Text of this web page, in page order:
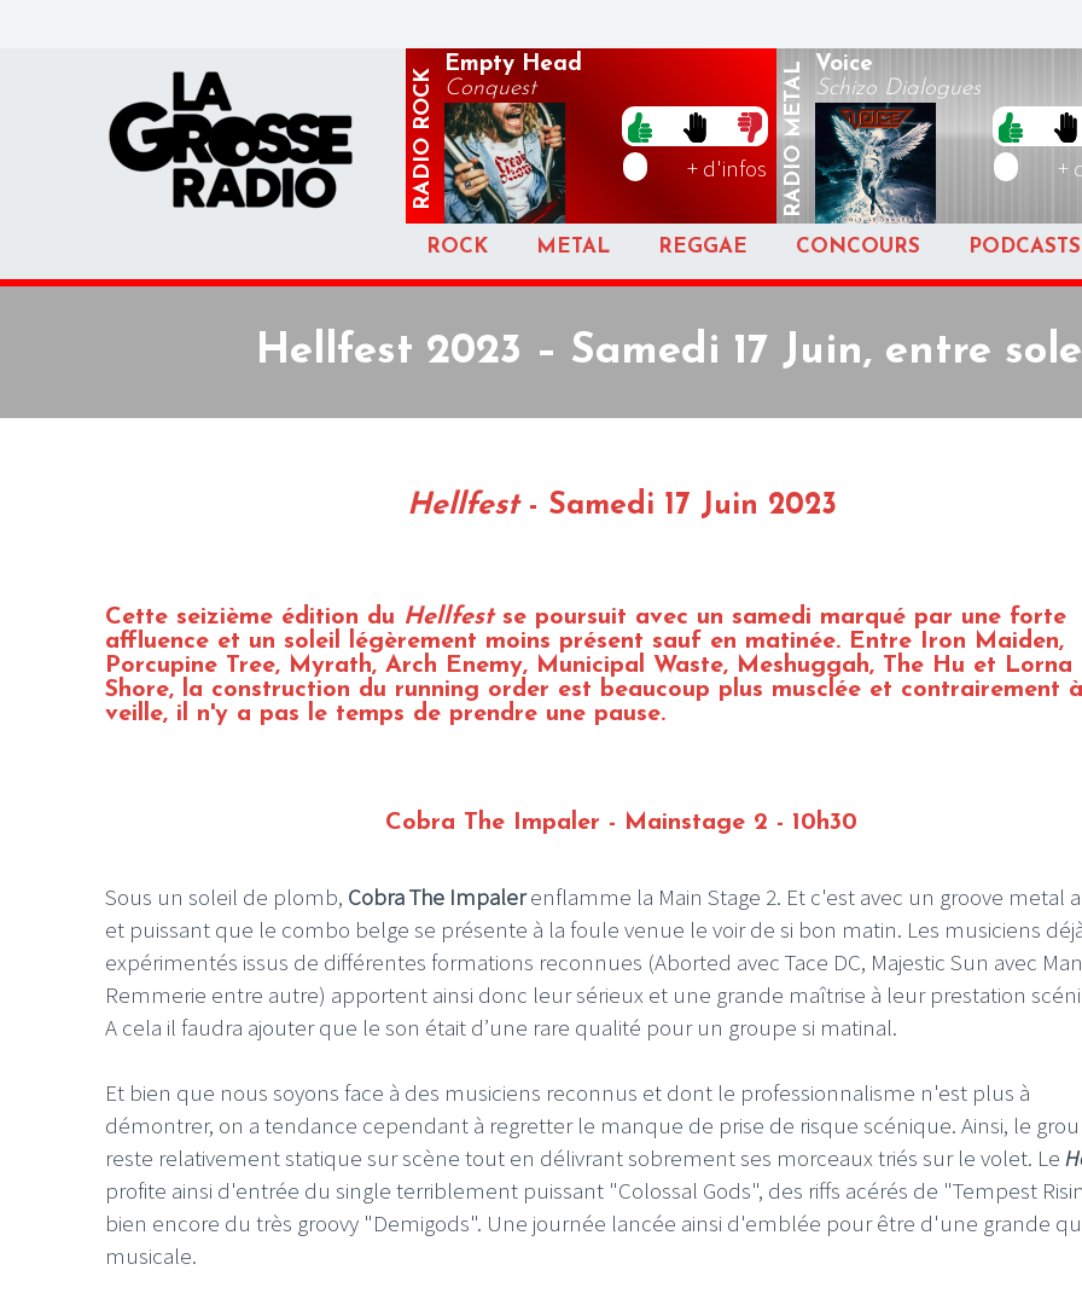
RADIO
ROCK
Empty Head
Conquest
+ d'infos RADIO
METAL Voice
Schizo Dialogues
+
ROCK METAL REGGAE CONCOURS PODCASTS
Hellfest 2023 – Samedi 17 Juin, entre
Hellfest- Samedi 17 Juin 2023
Cette seizième édition du Hellfestse poursuit avec un samedi marqué par une forte
affluence et un soleil légèrement moins présent sauf en matinée. Entre Iron Maiden,
Porcupine Tree, Myrath, Arch Enemy, Municipal Waste, Meshuggah, The Hu et Lorna
Shore, la construction du running order est beaucoup plus musclée et contrairement
veille, il n'y a pas le temps de prendre une pause.
Cobra The Impaler - Mainstage 2 - 10h30
Sous un soleil de plomb, Cobra The Impalerenflamme la Main Stage 2. Et c'est avec un groove metal
et puissant que le combo belge se présente à la foule venue le voir de si bon matin. Les musiciens
expérimentés issus de différentes formations reconnues (Aborted avec Tace DC, Majestic Sun avec
Remmerie entre autre) apportent ainsi donc leur sérieux et une grande maîtrise à leur prestation
A cela il faudra ajouter que le son était d’une rare qualité pour un groupe si matinal.
Et bien que nous soyons face à des musiciens reconnus et dont le professionnalisme n'est plus à
démontrer, on a tendance cependant à regretter le manque de prise de risque scénique. Ainsi, le
reste relativement statique sur scène tout en délivrant sobrement ses morceaux triés sur le volet. Le
profite ainsi d'entrée du single terriblement puissant "Colossal Gods", des riffs acérés de "Tempest
bien encore du très groovy "Demigods". Une journée lancée ainsi d'emblée pour être d'une grande
musicale.